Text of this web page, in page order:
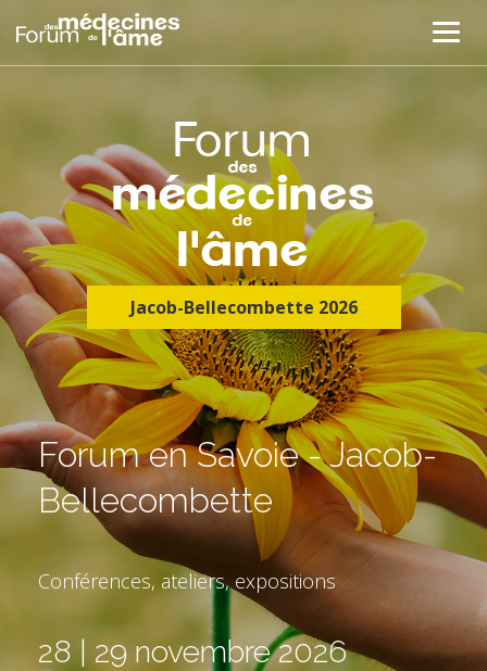
Forum en Savoie - Jacob-
Bellecombette
Conférences, ateliers, expositions
28 | 29 novembre 2026
Jacob-Bellecombette 2026